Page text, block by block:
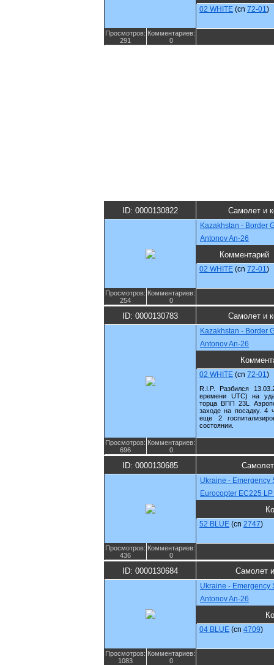
02 WHITE (cn 72-01)
Просмотров:
291
Комментариев:
0
ID: 0000130822 Самолет и
Kazakhstan - Border
Antonov An-26
Комментарий
02 WHITE (cn 72-01)
Просмотров:
254
Комментариев:
0
ID: 0000130783 Самолет и
Kazakhstan - Border
Antonov An-26
02 WHITE (cn 72-01)
R.I.P. Разбился
времени UTC) на
торца ВПП 23L
заходе на посадку. 4
еще 2
состоянии.
Просмотров:
696
Комментариев:
0
ID: 0000130685
Ukraine - Emergency
Eurocopter EC225
52 BLUE (cn 2747)
Просмотров:
436
Комментариев:
0
ID: 0000130684 Самолет
Ukraine - Emergency
Antonov An-26
04 BLUE (cn 4709)
Просмотров:
1083
Комментариев:
0